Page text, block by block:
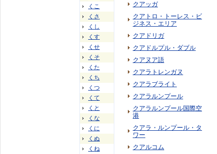
くこ
くさ
くし
くす
くせ
くそ
くた
くち
くつ
くて
くと
くな
くに
くぬ
くね
クアッガ
クアトロ・トーレス・ビ
ジネス・エリア
クアドリガ
クアドルプル・ダブル
クアヌア語
クアラトレンガヌ
クアラブライト
クアラルンプール
クアラルンプール国際空
港
クアラ・ルンプール・タ
ワー
クアルコム